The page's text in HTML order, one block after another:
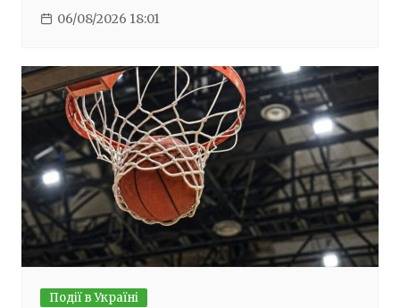
06/08/2026 18:01
Події в Україні